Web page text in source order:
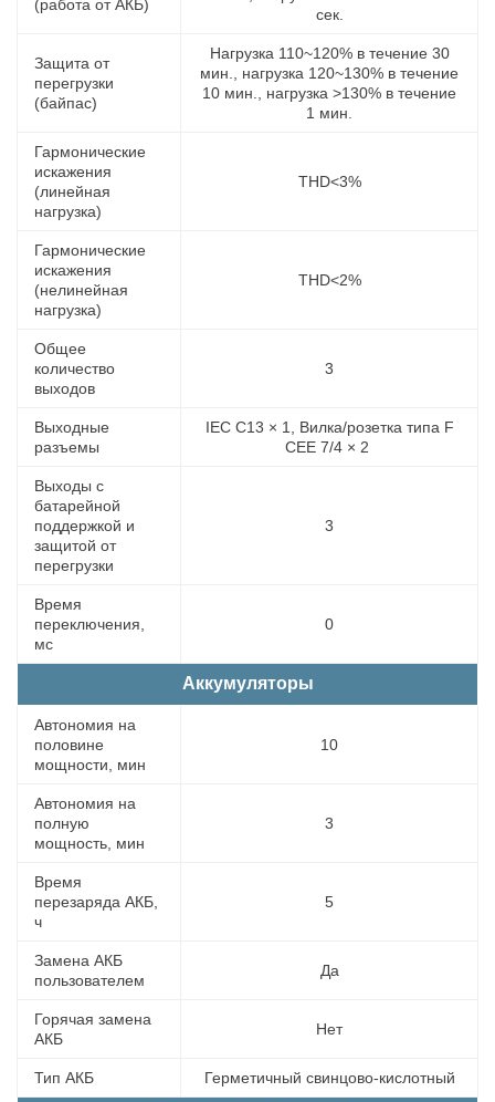
(работа от АКБ)
сек.
Защита от
перегрузки
(байпас)
Нагрузка 110~120% в течение 30
мин., нагрузка 120~130% в течение
10 мин., нагрузка >130% в течение
1 мин.
Гармонические
искажения
(линейная
нагрузка)
THD<3%
Гармонические
искажения
(нелинейная
нагрузка)
THD<2%
Общее
количество
выходов
3
Выходные
разъемы
IEC C13 × 1, Вилка/розетка типа F
CEE 7/4 × 2
Выходы с
батарейной
поддержкой и
защитой от
перегрузки
3
Время
переключения,
мс
0
Аккумуляторы
Автономия на
половине
мощности, мин
10
Автономия на
полную
мощность, мин
3
Время
перезаряда АКБ,
ч
5
Замена АКБ
пользователем
Да
Горячая замена
АКБ
Нет
Тип АКБ Герметичный свинцово-кислотный